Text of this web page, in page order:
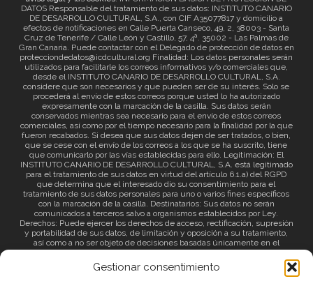
Gestionar consentimiento
DATOS Responsable del tratamiento de sus datos: INSTITUTO CANARIO
DE DESARROLLO CULTURAL, S.A., con CIF A35077817 y domicilio a
efectos de notificaciones en Calle Puerta Canseco, 49, 2, 38003 - Santa
Cruz de Tenerife / Calle León y Castillo, 57, 4ª. 35002 - Las Palmas de
Gran Canaria. Puede contactar con el Delegado de protección de datos en
protecciondedatos@icdcultural.org Finalidad: Los datos personales serán
utilizados para facilitarle los correos informativos y/o comerciales que,
desde el INSTITUTO CANARIO DE DESARROLLO CULTURAL, S.A.
considere que son necesarios y que pueden ser de su interés. Solo se
procederá al envío de estos correos porque usted lo ha autorizado
expresamente con la marcación de la casilla. Sus datos serán
conservados mientras sea necesario para el envío de estos correos
comerciales, así como por el tiempo necesario para la finalidad por la que
fueron recabados. Si desea que sus datos dejen de ser tratados, o bien,
que se cese con el envío de los correos a los que se ha suscrito, tiene
que comunicarlo por las vías establecidas para ello. Legitimación: El
INSTITUTO CANARIO DE DESARROLLO CULTURAL, S.A. está legitimado
para el tratamiento de sus datos en virtud del artículo 6.1.a) del RGPD
que determina que el interesado dio su consentimiento para el
tratamiento de sus datos personales para uno o varios fines específicos
con la marcación de la casilla. Destinatarios: Sus datos no serán
comunicados a terceros salvo a organismos establecidos por Ley.
Derechos: Puede ejercer los derechos de acceso, rectificación, supresión
y portabilidad de sus datos, de limitación y oposición a su tratamiento,
así como a no ser objeto de decisiones basadas únicamente en el
tratamiento automatizado de sus datos y revocar el consentimiento
prestado. Información adicional: Puede consultar la información adicional
a través del siguienteenlace.